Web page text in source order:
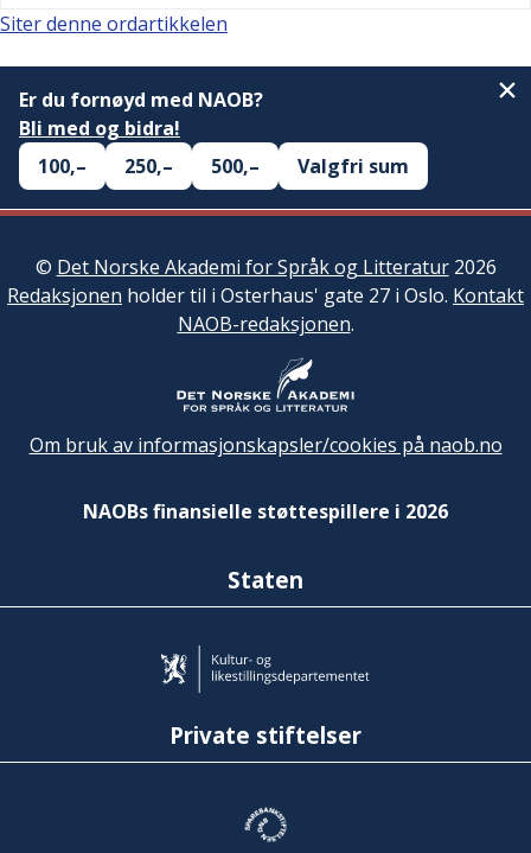
Siter denne ordartikkelen
Er du fornøyd med NAOB?
Bli med og bidra!
100,–
250,– 500,– Valgfri sum
© Det Norske Akademi for Språk og Litteratur2026
Redaksjonen holder til i Osterhaus' gate 27 i Oslo. Kontakt
NAOB-redaksjonen.
Om bruk av informasjonskapsler/cookies på naob.no
NAOBs finansielle støttespillere i 2026
Staten
Private stiftelser